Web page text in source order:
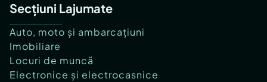
Secțiuni Lajumate
Auto, moto și ambarcațiuni
Imobiliare
Locuri de muncă
Electronice și electrocasnice